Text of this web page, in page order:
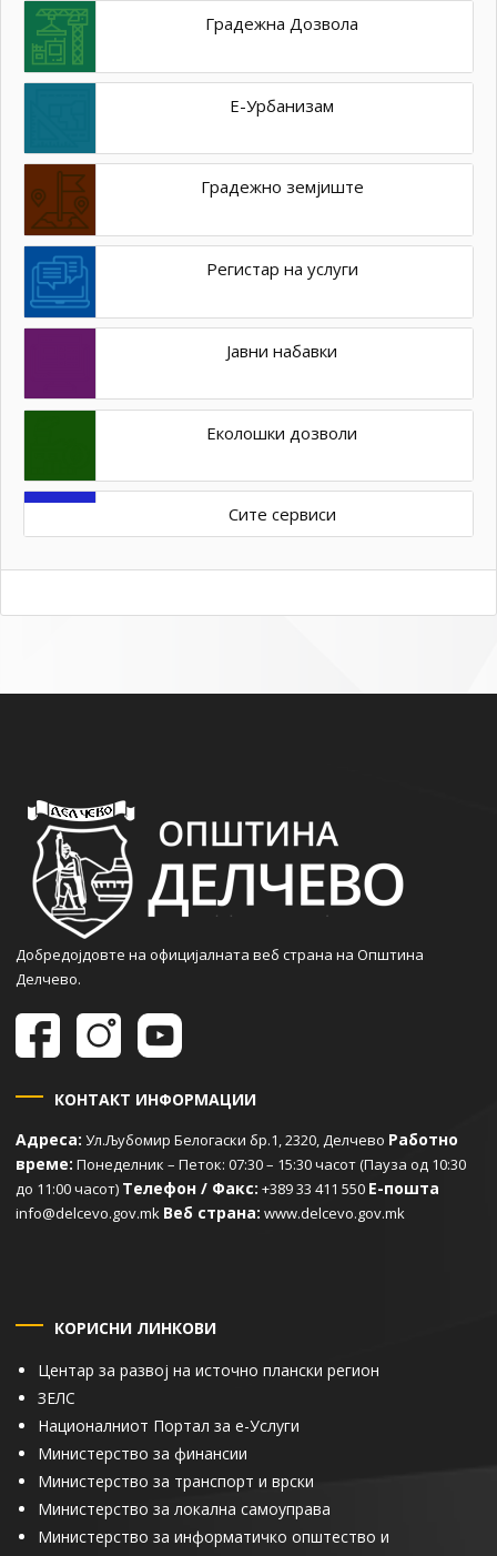
Градежна Дозвола
Е-Урбанизам
Градежно земјиште
Регистар на услуги
Јавни набавки
Еколошки дозволи
Сите сервиси
Добредојдовте на официјалната веб страна на Општина
Делчево.
КОНТАКТ ИНФОРМАЦИИ
Адреса: Ул.Љубомир Белогаски бр.1, 2320, Делчево Работно
време: Понеделник – Петок: 07:30 – 15:30 часот (Пауза од 10:30
до 11:00 часот) Телефон / Факс: +389 33 411 550 Е-пошта
info@delcevo.gov.mk Веб страна: www.delcevo.gov.mk
КОРИСНИ ЛИНКОВИ
Центар за развој на источно плански регион
ЗЕЛС
Националниот Портал за е-Услуги
Министерство за финансии
Министерство за транспорт и врски
Министерство за локална самоуправа
Министерство за информатичко општество и